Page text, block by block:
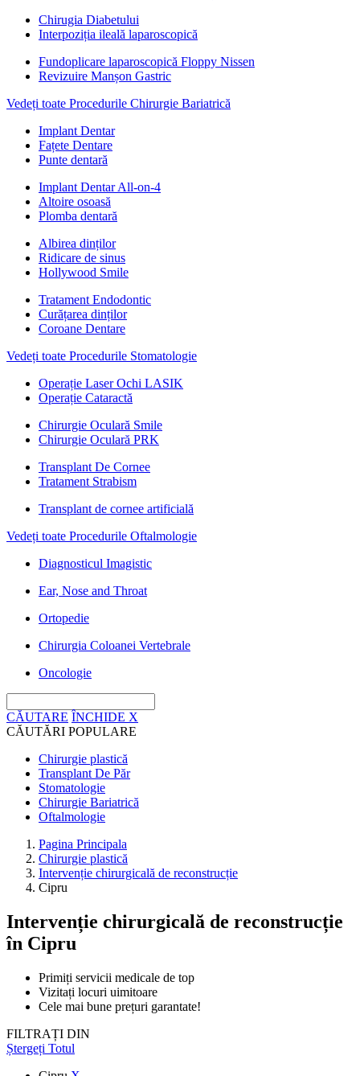
Chirugia Diabetului
Interpoziția ileală laparoscopică
Fundoplicare laparoscopică Floppy Nissen
Revizuire Manșon Gastric
Vedeți toate Procedurile Chirurgie Bariatrică
Implant Dentar
Fațete Dentare
Punte dentară
Implant Dentar All-on-4
Altoire osoasă
Plomba dentară
Albirea dinților
Ridicare de sinus
Hollywood Smile
Tratament Endodontic
Curățarea dinților
Coroane Dentare
Vedeți toate Procedurile Stomatologie
Operație Laser Ochi LASIK
Operație Cataractă
Chirurgie Oculară Smile
Chirurgie Oculară PRK
Transplant De Cornee
Tratament Strabism
Transplant de cornee artificială
Vedeți toate Procedurile Oftalmologie
Diagnosticul Imagistic
Ear, Nose and Throat
Ortopedie
Chirurgia Coloanei Vertebrale
Oncologie
CĂUTARE ÎNCHIDE X
CĂUTĂRI POPULARE
Chirurgie plastică
Transplant De Păr
Stomatologie
Chirurgie Bariatrică
Oftalmologie
Pagina Principala
Chirurgie plastică
Intervenție chirurgicală de reconstrucție
Cipru
Intervenție chirurgicală de reconstrucție
în Cipru
Primiți servicii medicale de top
Vizitați locuri uimitoare
Cele mai bune prețuri garantate!
FILTRAȚI DIN
Ștergeți Totul